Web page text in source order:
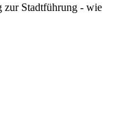
zur Stadtführung - wie